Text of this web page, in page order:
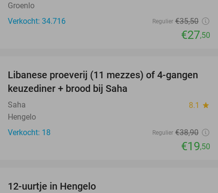
Groenlo
Verkocht: 34.716
Regulier €35,50
€27,50
50%
Libanese proeverij (11 mezzes) of 4-gangen
keuzediner + brood bij Saha
Saha 8.1 star
Hengelo
Verkocht: 18
Regulier €38,90
€19,50
12-uurtje in Hengelo